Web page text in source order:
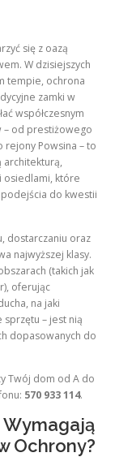
się z oazą
W dzisiejszych
tempie, ochrona
zamki w
współczesnym
– od prestiżowego
rejony Powsina – to
architekturą,
osiedlami, które
do kwestii
dostarczaniu oraz
najwyższej klasy.
(takich jak
oferując
na jaki
sprzętu – jest nią
dopasowanych do
Twój dom od A do
570 933 114.
Ochrony?